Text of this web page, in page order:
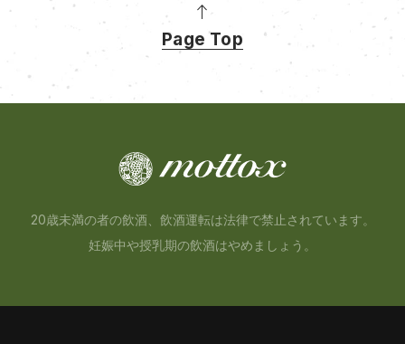
Page Top
20歳未満の者の飲酒、飲酒運転は法律で禁止されています。
妊娠中や授乳期の飲酒はやめましょう。